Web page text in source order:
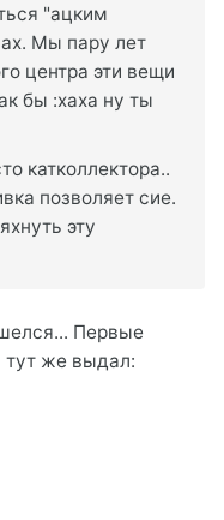
"ацким
Мы пару лет
центра эти вещи
бы :xaxa ну ты
катколлектора..
позволяет сие.
эту
Первые
тут же выдал: